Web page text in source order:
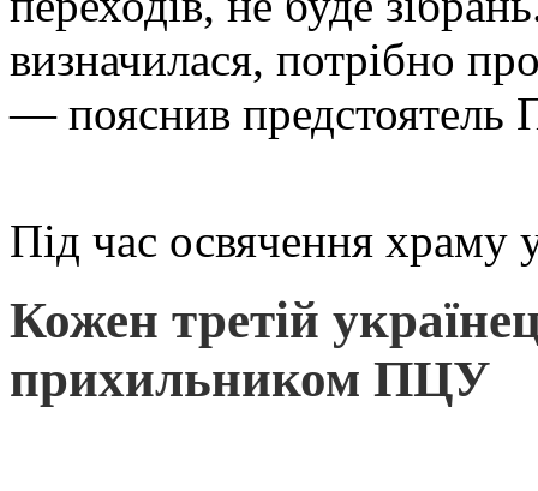
визначилася, потрібно
— пояснив предстоятель
Під час освячення храму
Кожен третій
прихильником ПЦУ